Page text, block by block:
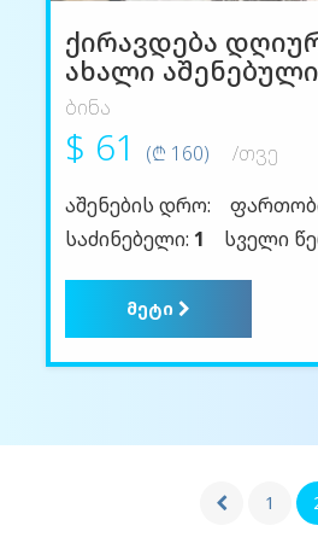
ქირავდება
ახალი აშენებული
ბინა
$ 61 (₾ 160)
/თვე
აშენების დრო:
საძინებელი: 1 სველი
მეტი
1